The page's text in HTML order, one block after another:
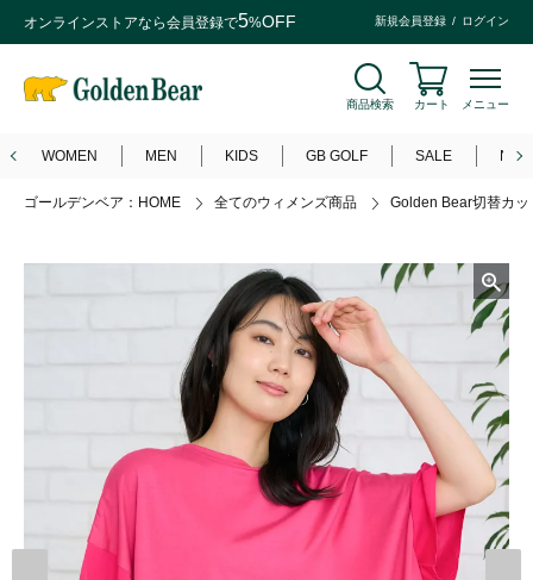
オンラインストアなら会員登録で5%OFF 新規会員登録 ログイン
商品検索 カート メニュー
WOMEN MEN KIDS GB GOLF SALE
ゴールデンベア：HOME 全てのウィメンズ商品 Golden Bear切替カッ